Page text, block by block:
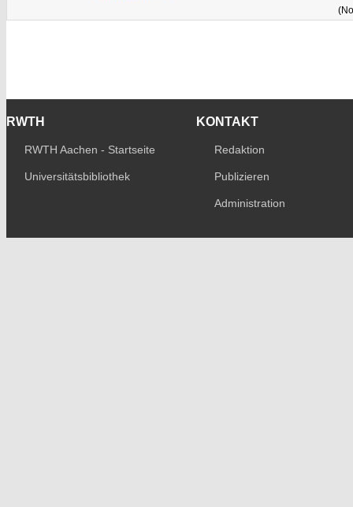
RWTH
RWTH Aachen - Startseite
Universitätsbibliothek
KONTAKT
Redaktion
Publizieren
Administration